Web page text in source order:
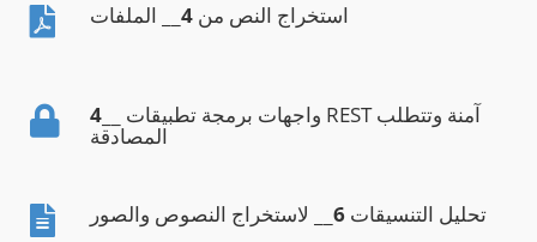
استخراج النص من 4 __ الملفات
4
المصادقة
تحليل التنسيقات 6 __ لاستخراج النصوص والصور